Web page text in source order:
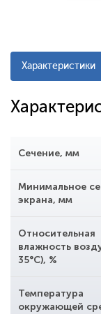
Характеристики
Сечение, мм
Минимальное
экрана, мм
Относительная
влажность
35°С), %
Температура
окружающей